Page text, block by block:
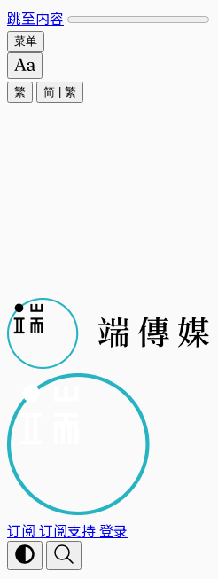
跳至内容
菜单
繁 简 繁
订阅 订阅支持登录